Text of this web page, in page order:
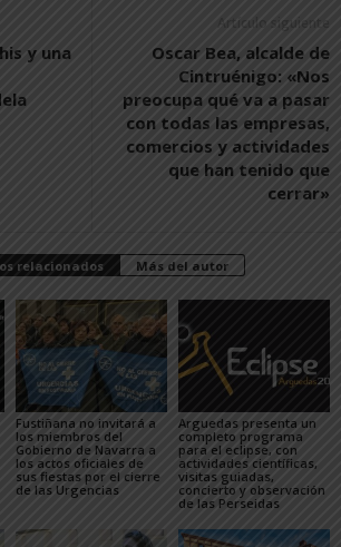
y una
Artículo siguiente
Oscar Bea, alcalde de
Cintruénigo: «Nos
preocupa qué va a pasar
con todas las empresas,
comercios y actividades
que han tenido que
cerrar»
relacionados Más del autor
Fustiñana no invitará a
los miembros del
Gobierno de Navarra a
los actos oficiales de
sus fiestas por el cierre
de las Urgencias
Arguedas presenta un
completo programa
para el eclipse, con
actividades científicas,
visitas guiadas,
concierto y observación
de las Perseidas